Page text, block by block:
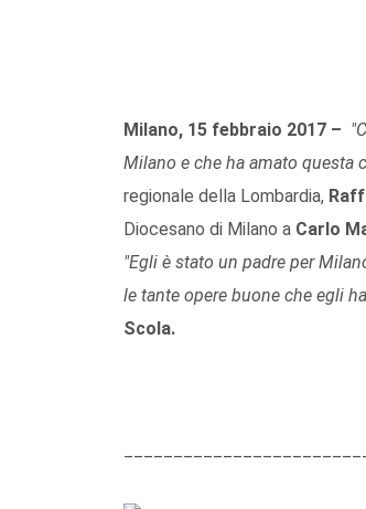
Milano, 15 febbraio 2017 –
Milano e che ha amato questa
regionale della Lombardia,
Diocesano di Milano a Carlo
"Egli è stato un padre per
le tante opere buone che egli
Scola.